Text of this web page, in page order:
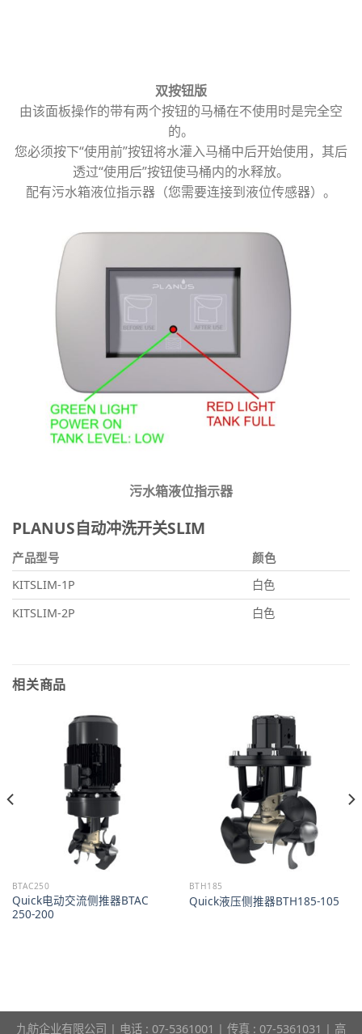
双按钮版
由该面板操作的带有两个按钮的马桶在不使用时是完全空
的。
您必须按下“使用前”按钮将水灌入马桶中后开始使用，其后
透过“使用后”按钮使马桶内的水释放。
配有污水箱液位指示器（您需要连接到液位传感器）。
污水箱液位指示器
PLANUS自动冲洗开关SLIM
产品型号
颜色
KITSLIM-1P
白色
KITSLIM-2P
白色
相关商品
BTAC250
Quick电动交流侧推器BTAC
250-200
BTH185
Quick液压侧推器BTH185-105
九舫企业有限公司 | 电话 : 07-5361001 | 传真 : 07-5361031 | 高